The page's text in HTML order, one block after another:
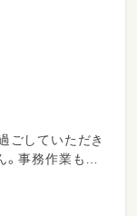
ごしていただき
事務作業もあ